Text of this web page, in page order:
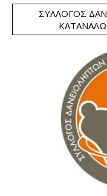
ΣΎΛΛΟΓΟΣ